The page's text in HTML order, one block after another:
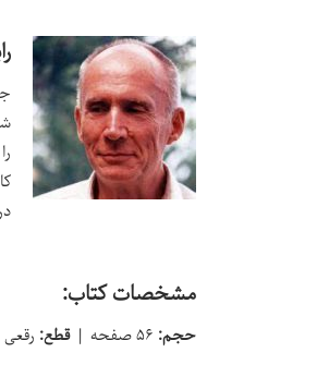
مشخصات کتاب:
حجم: قطع: